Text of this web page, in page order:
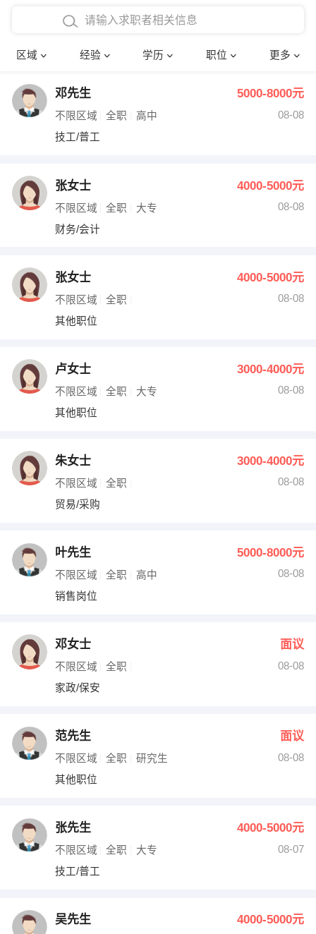
区域 经验 学历 职位 更多
在校学生工作经验
四年以上工作经验
五年以上工作经验
博士
文员 护士
财务会计
网络IT
收银员
水电/机修
编辑 法律
其他职位
确定
邓先生 5000-8000元
不限区域 全职 高中
08-08
技工/普工
张女士 4000-5000元
不限区域 全职 大专
08-08
财务/会计
张女士 4000-5000元
不限区域 全职
08-08
其他职位
卢女士 3000-4000元
不限区域 全职 大专
08-08
其他职位
朱女士 3000-4000元
不限区域 全职
08-08
贸易/采购
叶先生 5000-8000元
不限区域 全职 高中
08-08
销售岗位
邓女士 面议
不限区域 全职
08-08
家政/保安
范先生 面议
不限区域 全职 研究生
08-08
其他职位
张先生 4000-5000元
不限区域 全职 大专
08-07
技工/普工
吴先生 4000-5000元